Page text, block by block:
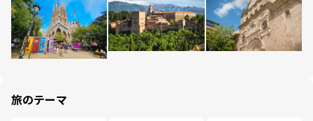
旅のテーマ